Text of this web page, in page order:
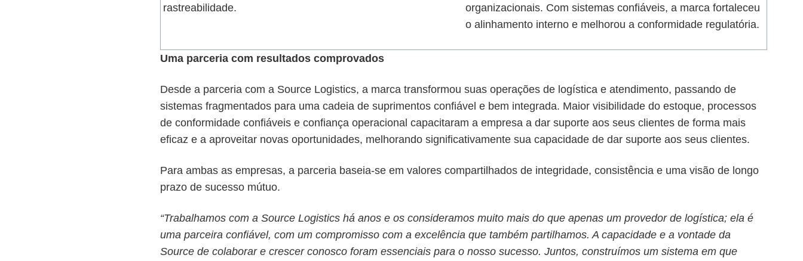
rastreabilidade.
organizacionais. Com sistemas confiáveis, a marca fortaleceu
o alinhamento interno e melhorou a conformidade regulatória.
Uma parceria com resultados comprovados
Desde a parceria com a Source Logistics, a marca transformou suas operações de logística e atendimento, passando de
sistemas fragmentados para uma cadeia de suprimentos confiável e bem integrada. Maior visibilidade do estoque, processos
de conformidade confiáveis e confiança operacional capacitaram a empresa a dar suporte aos seus clientes de forma mais
eficaz e a aproveitar novas oportunidades, melhorando significativamente sua capacidade de dar suporte aos seus clientes.
Para ambas as empresas, a parceria baseia-se em valores compartilhados de integridade, consistência e uma visão de longo
prazo de sucesso mútuo.
“Trabalhamos com a Source Logistics há anos e os consideramos muito mais do que apenas um provedor de logística; ela é
uma parceira confiável, com um compromisso com a excelência que também partilhamos. A capacidade e a vontade da
Source de colaborar e crescer conosco foram essenciais para o nosso sucesso. Juntos, construímos um sistema em que